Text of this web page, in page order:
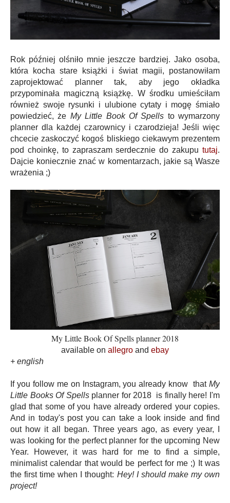
Rok później olśniło mnie jeszcze bardziej. Jako osoba,
która kocha stare książki i świat magii, postanowiłam
zaprojektować planner tak, aby jego okładka
przypominała magiczną książkę. W środku umieściłam
również swoje rysunki i ulubione cytaty i mogę śmiało
powiedzieć, że My Little Book Of Spells to wymarzony
planner dla każdej czarownicy i czarodzieja! Jeśli więc
chcecie zaskoczyć kogoś bliskiego ciekawym prezentem
pod choinkę, to zapraszam serdecznie do zakupu tutaj.
Dajcie koniecznie znać w komentarzach, jakie są Wasze
wrażenia ;)
My Little Book Of Spells planner 2018
available on allegro and ebay
+ english
If you follow me on Instagram, you already know that My
Little Books Of Spellsplanner for 2018 is finally here! I'm
glad that some of you have already ordered your copies.
And in today's post you can take a look inside and find
out how it all began. Three years ago, as every year, I
was looking for the perfect planner for the upcoming New
Year. However, it was hard for me to find a simple,
minimalist calendar that would be perfect for me ;) It was
the first time when I thought: Hey! I should make my own
project!